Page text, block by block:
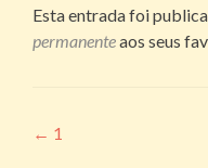
Esta entrada foi
permanenteaos seus
Navegação
← 1